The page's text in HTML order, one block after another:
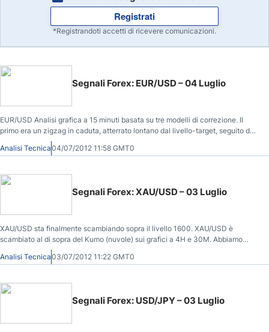
Registrati
*Registrandoti accetti di ricevere comunicazioni.
Segnali Forex: EUR/USD – 04 Luglio
EUR/USD Analisi grafica a 15 minuti basata su tre modelli di correzione. Il
primo era un zigzag in caduta, atterrato lontano dal livello-target, seguito da
una piatta estesa che sta per completare l'1.618 fib, per formare l'onda (B) /
(X)
Analisi Tecnica04/07/2012 11:58 GMT0
Segnali Forex: XAU/USD – 03 Luglio
XAU/USD sta finalmente scambiando sopra il livello 1600. XAU/USD è
scambiato al di sopra del Kumo (nuvole) sui grafici a 4H e 30M. Abbiamo
anche un cross Tenkan-sen/Kijun-sen rialzista. Segui qui i Segnali Forex
DailyForex.com della coppia XAU/USD.
Analisi Tecnica03/07/2012 11:22 GMT0
Segnali Forex: USD/JPY – 03 Luglio